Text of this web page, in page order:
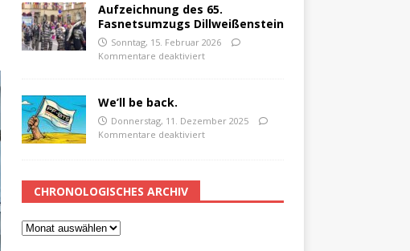
Aufzeichnung des 65.
Fasnetsumzugs Dillweißenstein
Sonntag, 15. Februar 2026
Kommentare deaktiviert
We’ll be back.
Donnerstag, 11. Dezember 2025
Kommentare deaktiviert
CHRONOLOGISCHES ARCHIV